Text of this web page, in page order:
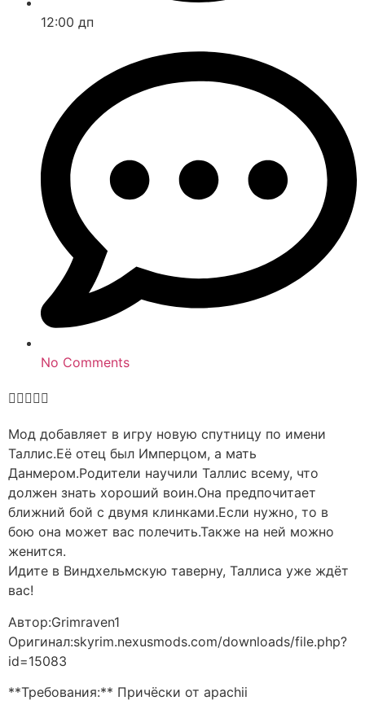
12:00 дп
No Comments

Мод добавляет в игру новую спутницу по имени
Таллис.Её отец был Имперцом, а мать
Данмером.Родители научили Таллис всему, что
должен знать хороший воин.Она предпочитает
ближний бой с двумя клинками.Если нужно, то в
бою она может вас полечить.Также на ней можно
женится.
Идите в Виндхельмскую таверну, Таллиса уже ждёт
вас!
Автор:Grimraven1
Оригинал:skyrim.nexusmods.com/downloads/file.php?
id=15083
**Требования:** Причёски от apachii